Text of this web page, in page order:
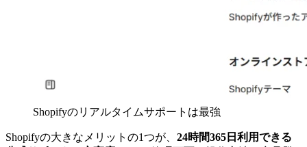
Shopifyのリアルタイムサポートは最強
Shopifyの大きなメリットの1つが、 24時間365日利用できる